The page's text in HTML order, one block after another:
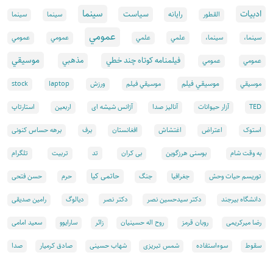
ادبيات القطور رايانه سياست سينما سينما سينما
سینما، سینما، علمي علمي عمومي عمومي عمومي
عمومي عمومي فيلمنامه كوتاه چند خطي مذهبي موسيقي
موسيقي موسيقي فيلم موسيقي فيلم ورزش laptop
stock
TED آزار حیوانات آنالیز صدا آژانس شیشه ای اربعین استارتاپ
استوک اعتراض اغتشاش افغانستان برف برهه حساس کنونی
به وقت شام بوسنی هرزگوین بی کران تد تربیت تلگرام
توریسم حیات وحش جغرافیا جنگ حاتمی کیا حرم حسن فتحی
دانشگاه بیرجند دکتر سیدحسین نصر دکتر نصر دیالوگ رامین صدیقی
رضا میرکریمی روبان قرمز روح اله حسینیان زائر سارایوو سعید امامی
سقوط سوءاستفاده شمس تبریزی شهاب حسینی صادق کرمیار صدا